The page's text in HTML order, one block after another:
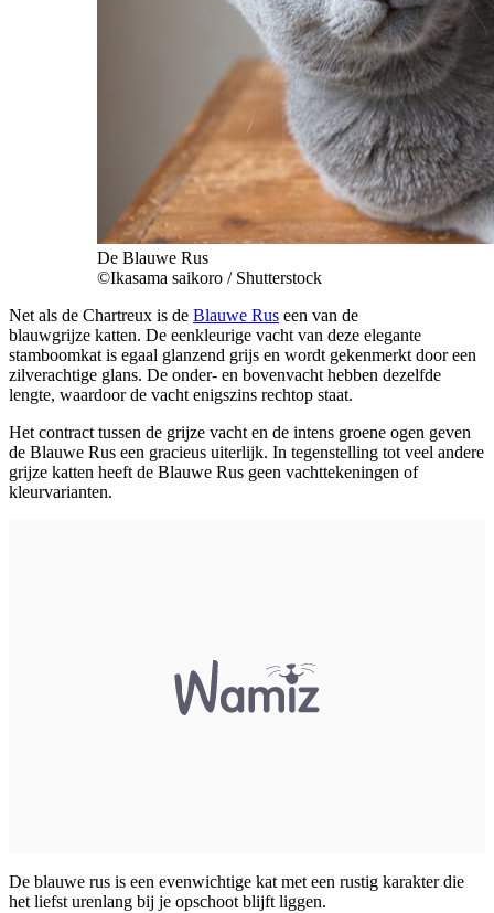
De Blauwe Rus​
©Ikasama saikoro / Shutterstock
Net als de Chartreux is de Blauwe Rus een van de
blauwgrijze katten. De eenkleurige vacht van deze elegante
stamboomkat is egaal glanzend grijs en wordt gekenmerkt door een
zilverachtige glans. De onder- en bovenvacht hebben dezelfde
lengte, waardoor de vacht enigszins rechtop staat.
Het contract tussen de grijze vacht en de intens groene ogen geven
de Blauwe Rus een gracieus uiterlijk. In tegenstelling tot veel andere
grijze katten heeft de Blauwe Rus geen vachttekeningen of
kleurvarianten.
De blauwe rus is een evenwichtige kat met een rustig karakter die
het liefst urenlang bij je opschoot blijft liggen.